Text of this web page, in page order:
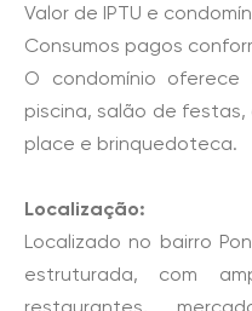
Valor de IPTU e
Consumos pagos
O condomínio
piscina, salão de
place e brinquedoteca.
Localização:
Localizado no bairro
estruturada, com